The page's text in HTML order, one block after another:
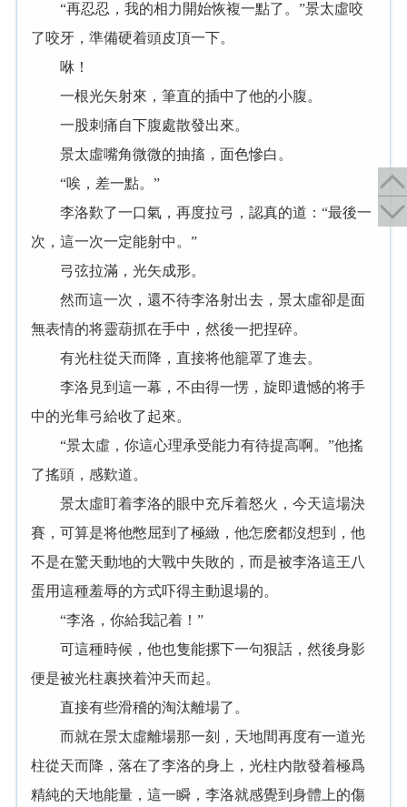
“再忍忍，我的相力開始恢複一點了。”景太虛咬
了咬牙，準備硬着頭皮頂一下。
咻！
一根光矢射來，筆直的插中了他的小腹。
一股刺痛自下腹處散發出來。
景太虛嘴角微微的抽搐，面色慘白。
“唉，差一點。”
李洛歎了一口氣，再度拉弓，認真的道：“最後一
次，這一次一定能射中。”
弓弦拉滿，光矢成形。
然而這一次，還不待李洛射出去，景太虛卻是面
無表情的将靈葫抓在手中，然後一把捏碎。
有光柱從天而降，直接将他籠罩了進去。
李洛見到這一幕，不由得一愣，旋即遺憾的将手
中的光隼弓給收了起來。
“景太虛，你這心理承受能力有待提高啊。”他搖
了搖頭，感歎道。
景太虛盯着李洛的眼中充斥着怒火，今天這場決
賽，可算是将他憋屈到了極緻，他怎麽都沒想到，他
不是在驚天動地的大戰中失敗的，而是被李洛這王八
蛋用這種羞辱的方式吓得主動退場的。
“李洛，你給我記着！”
可這種時候，他也隻能摞下一句狠話，然後身影
便是被光柱裹挾着沖天而起。
直接有些滑稽的淘汰離場了。
而就在景太虛離場那一刻，天地間再度有一道光
柱從天而降，落在了李洛的身上，光柱内散發着極爲
精純的天地能量，這一瞬，李洛就感覺到身體上的傷